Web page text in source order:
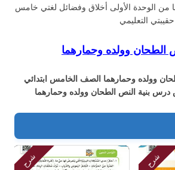
من الوحدة الأولى أخلاق وفضائل لغتي خامس
وولده وحمارهما
وولده وحمارهما الصف الخامس ابتدائي
بنية النص الطحان وولده وحمارهما
شرح شرح